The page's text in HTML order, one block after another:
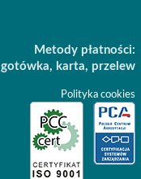
Metody płatności:
gotówka, karta, przelew
Polityka cookies